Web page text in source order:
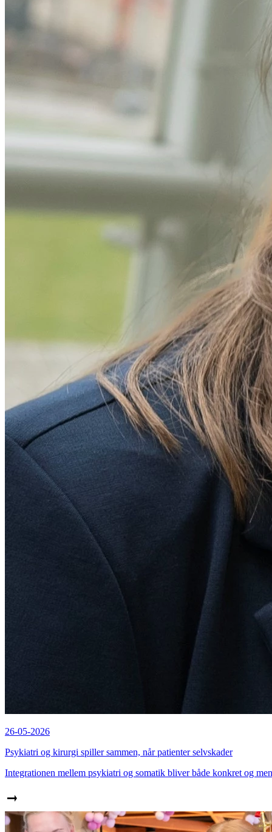
26-05-2026
Psykiatri og kirurgi spiller sammen, når patienter selvskader
Integrationen mellem psykiatri og somatik bliver både konkret og